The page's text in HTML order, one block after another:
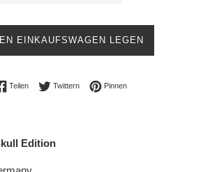
EINKAUFSWAGEN LEGEN
TeilenAuf Facebook teilen
TwitternAuf Twitter twittern
PinnenAuf Pinterest pinnen
Edition